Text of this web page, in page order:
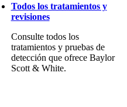
Todos los tratamientos y
revisiones
Consulte todos los
tratamientos y pruebas de
detección que ofrece Baylor
Scott & White.